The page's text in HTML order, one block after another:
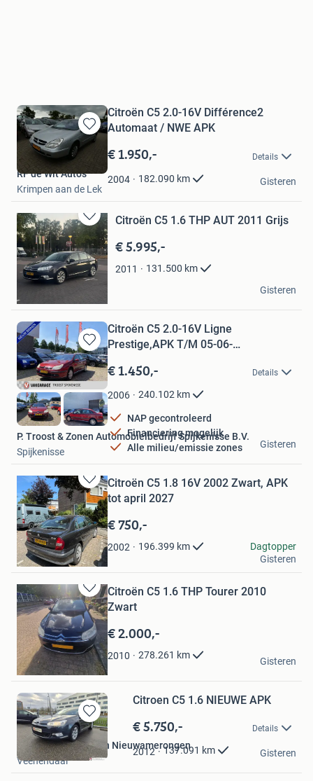
Bewaren
in
Mijn
Favorieten
Citroën C5 2.0-16V Différence2
Automaat / NWE APK
€ 1.950,- Details
2004 182.090 km
RF de Wit Auto's
Krimpen aan de Lek
Gisteren
Bewaren
in
Mijn
Favorieten
Citroën C5 1.6 THP AUT 2011 Grijs
€ 5.995,-
2011 131.500 km
S.A.J.
Helmond
Gisteren
Bewaren
in
Mijn
Favorieten
Citroën C5 2.0-16V Ligne
Prestige,APK T/M 05-06-
€ 1.450,- Details
2006 240.102 km
NAP gecontroleerd
Financiering mogelijk
Alle milieu/emissie zones
P. Troost & Zonen Automobielbedrijf Spijkenisse B.V.
Spijkenisse
Gisteren
Bewaren
in
Mijn
Favorieten
Citroën C5 1.8 16V 2002 Zwart, APK
tot april 2027
€ 750,-
2002 196.399 km
Niels
Leiderdorp
Dagtopper
Gisteren
Bewaren
in
Mijn
Favorieten
Citroën C5 1.6 THP Tourer 2010
Zwart
€ 2.000,-
2010 278.261 km
Bryan
Spijkenisse
Gisteren
Bewaren
in
Mijn
Favorieten
Citroen C5 1.6 NIEUWE APK
€ 5.750,- Details
2012 137.091 km
Autobedrijf Kees van Nieuwamerongen
Veenendaal
Gisteren